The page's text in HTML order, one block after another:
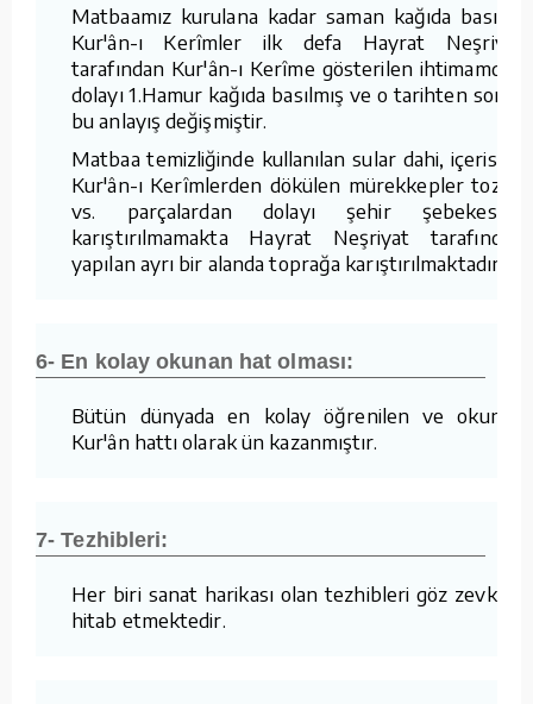
Matbaamız kurulana kadar saman kağıda basılan
Kur'ân-ı Kerîmler ilk defa Hayrat Neşriyat
tarafından Kur'ân-ı Kerîme gösterilen ihtimamdan
dolayı 1.Hamur kağıda basılmış ve o tarihten sonra
bu anlayış değişmiştir.
Matbaa temizliğinde kullanılan sular dahi, içerisine
Kur'ân-ı Kerîmlerden dökülen mürekkepler tozlar
vs. parçalardan dolayı şehir şebekesine
karıştırılmamakta Hayrat Neşriyat tarafından
yapılan ayrı bir alanda toprağa karıştırılmaktadır.
6- En kolay okunan hat olması:
Bütün dünyada en kolay öğrenilen ve okunan
Kur'ân hattı olarak ün kazanmıştır.
7- Tezhibleri:
Her biri sanat harikası olan tezhibleri göz zevkine
hitab etmektedir.